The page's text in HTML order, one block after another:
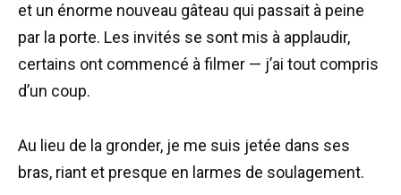
et un énorme nouveau gâteau qui passait à peine
par la porte. Les invités se sont mis à applaudir,
certains ont commencé à filmer — j’ai tout compris
d’un coup.
Au lieu de la gronder, je me suis jetée dans ses
bras, riant et presque en larmes de soulagement.